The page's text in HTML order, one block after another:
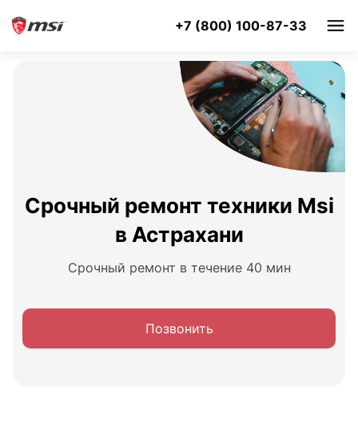
+7 (800) 100-87-33
Срочный ремонт техники Msi
в Астрахани
Срочный ремонт в течение 40 мин
Позвонить